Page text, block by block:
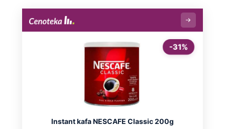
OD NAVODNOG HEROJA DO BRUTALNOG UBICE
GENERAL IVAN STRELJAO SRBE, A
HRVATI GA SLAVILI KAO HEROJA KNINA:
Par godina kasnije išao od kuće do kuće i